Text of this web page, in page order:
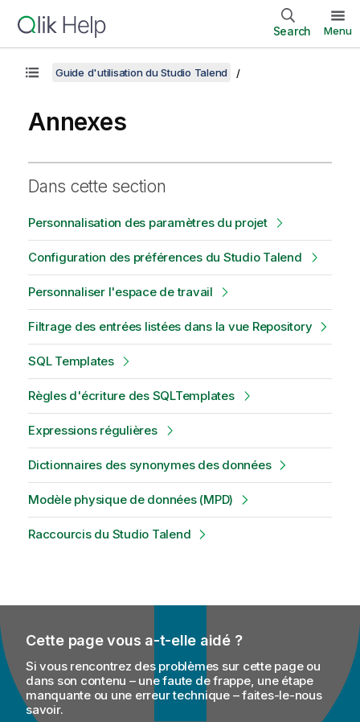
Search Menu
Guide d'utilisation du Studio Talend
Annexes
Dans cette section
Personnalisation des paramètres du projet
Configuration des préférences du Studio Talend
Personnaliser l'espace de travail
Filtrage des entrées listées dans la vue Repository
SQL Templates
Règles d'écriture des SQLTemplates
Expressions régulières
Dictionnaires des synonymes des données
Modèle physique de données (MPD)
Raccourcis du Studio Talend
Cette page vous a-t-elle aidé ?
Si vous rencontrez des problèmes sur cette page ou
dans son contenu – une faute de frappe, une étape
manquante ou une erreur technique – faites-le-nous
savoir.